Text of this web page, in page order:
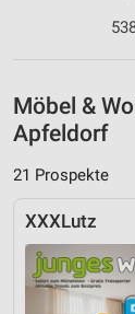
Möbel &
Apfeldorf
21 Prospekte
XXXLutz